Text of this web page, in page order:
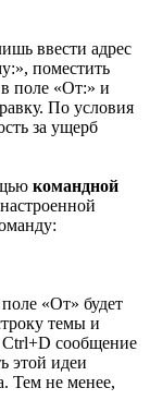
ввести адрес
поместить
поле «От:» и
По условия
за ущерб
командной
«От» будет
темы и
Ctrl+D сообщение
этой идеи
Тем не менее,